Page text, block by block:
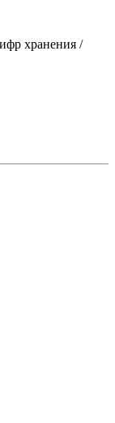
хранения /